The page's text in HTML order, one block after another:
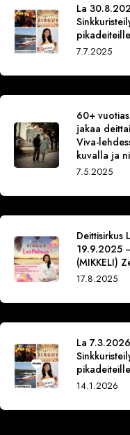
La
7.7.2025
60+
jakaa
Viva-
kuvalla ja
7.5.2025
Deittisirkus
19.9.2025
(MIKKELI)
17.8.2025
La
14.1.2026